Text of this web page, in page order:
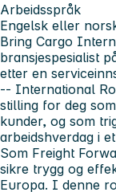
Arbeidsspråk
Engelsk eller
Bring Cargo
bransjespesialist
etter en
-- International
stilling for deg
kunder, og som
arbeidshverdag i
Som Freight
sikre trygg og
Europa. I denne